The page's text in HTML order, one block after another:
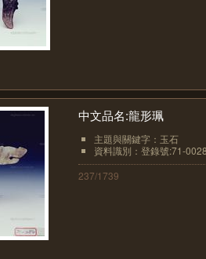
中文品名:龍形珮
主題與關鍵字：玉石
資料識別：登錄號:71-
237/1739